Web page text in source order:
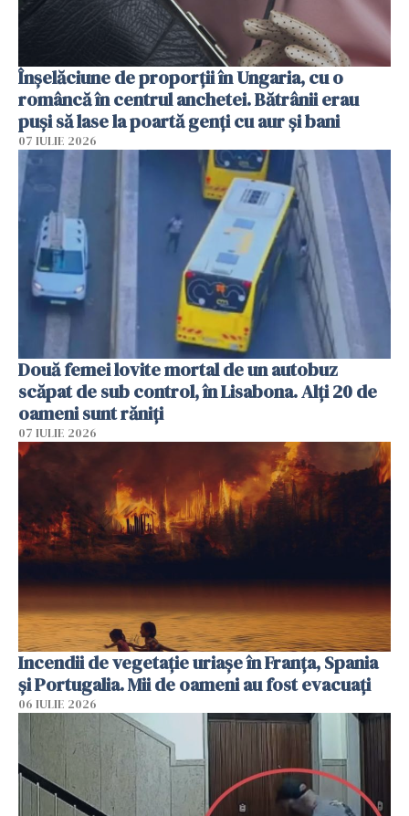
Înșelăciune de proporții în Ungaria, cu o
româncă în centrul anchetei. Bătrânii erau
puși să lase la poartă genți cu aur și bani
07 IULIE 2026
Două femei lovite mortal de un autobuz
scăpat de sub control, în Lisabona. Alți 20 de
oameni sunt răniți
07 IULIE 2026
Incendii de vegetație uriașe în Franța, Spania
și Portugalia. Mii de oameni au fost evacuați
06 IULIE 2026